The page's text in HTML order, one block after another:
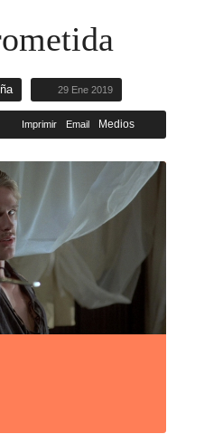
29 Ene 2019
Imprimir Email Medios